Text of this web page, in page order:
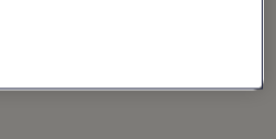
även boka tematiska guidade